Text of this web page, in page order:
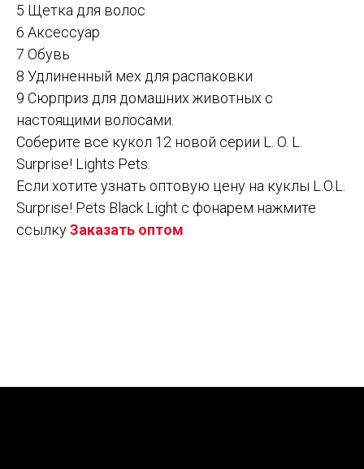
5 Щетка для волос
6 Аксессуар
7 Обувь
8 Удлиненный мех для распаковки
9 Сюрприз для домашних животных с
настоящими волосами.
Соберите все кукол 12 новой серии L. O. L.
Surprise! Lights Pets.
Если хотите узнать оптовую цену на куклы L.O.L.
Surprise! Pets Black Light с фонарем нажмите
ссылкуЗаказать оптом